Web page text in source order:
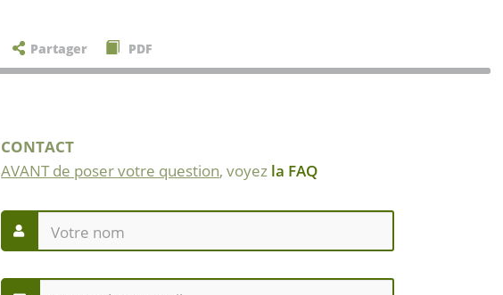
Partager PDF
CONTACT
AVANT de poser votre question, voyez la FAQ